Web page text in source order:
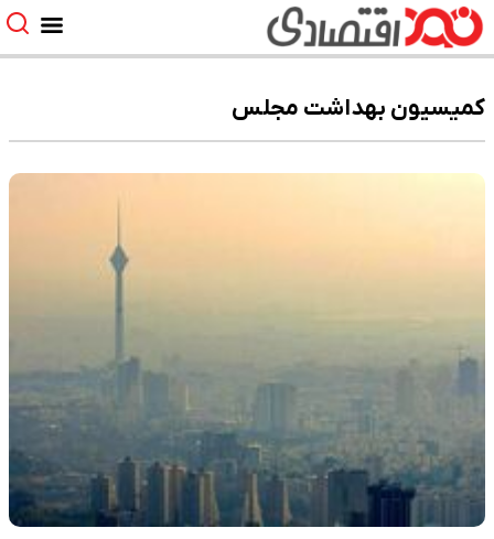
کمیسیون بهداشت مجلس